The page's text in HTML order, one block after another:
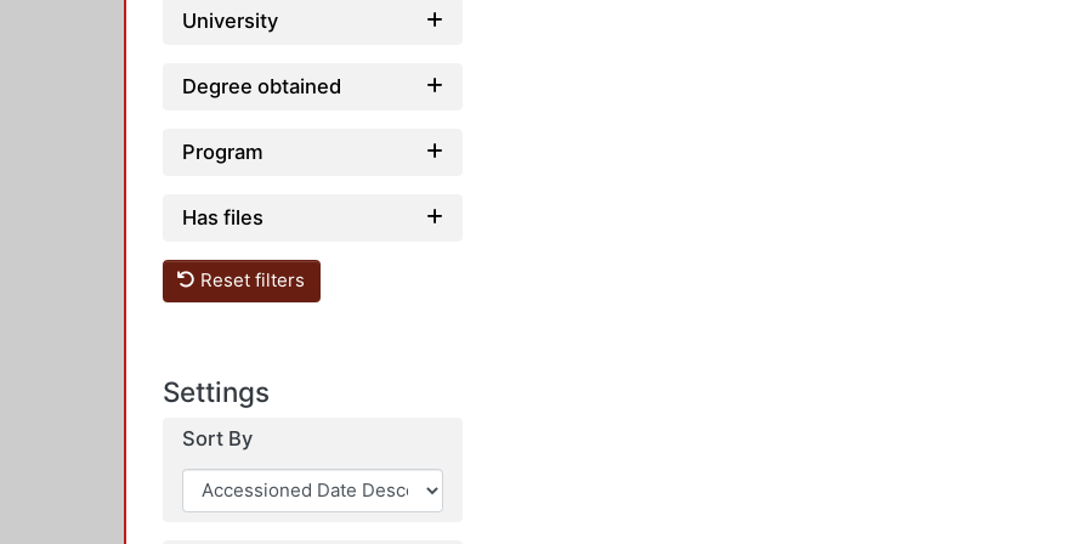
University
Degree obtained
Program
Has files
Reset filters
Settings
Sort By